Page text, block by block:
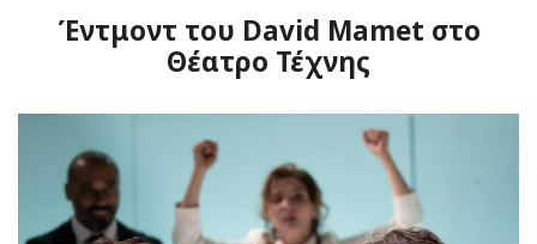
Έντμοντ του David Mamet στο
Θέατρο Τέχνης